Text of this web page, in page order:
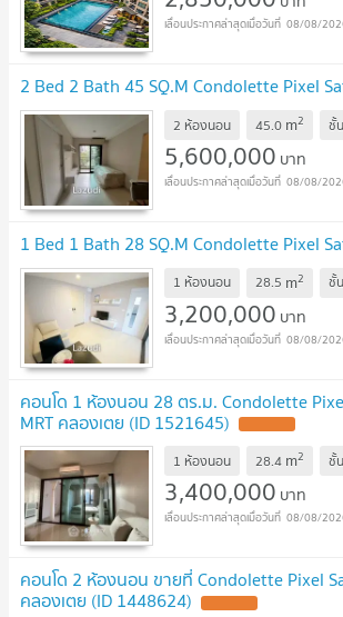
08/08/
2 Bed 2 Bath 45 SQ.M Condolette Pixel
2 ห้องนอน 45.0 m2 ชั้น
5,600,000 บาท
08/08/
1 Bed 1 Bath 28 SQ.M Condolette Pixel
1 ห้องนอน 28.5 m2 ชั้น
3,200,000 บาท
08/08/
คอนโด 1 ห้องนอน 28 ตร.ม. Condolette
MRT คลองเตย (ID 1521645)
1 ห้องนอน 28.4 m2 ชั้น
3,400,000 บาท
08/08/
คอนโด 2 ห้องนอน ขายที่ Condolette Pixel
คลองเตย (ID 1448624)